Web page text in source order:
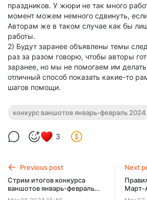
праздников. У жюри не так много
момент можем немного сдвинуть,
Авторам же в таком случае как бы
работы.
2) Будут заранее объявлены темы
раз за разом говорю, чтобы авторы
заранее, но мы не помогаем им
отличный способ показать какие-то
шагов помощи.
конкурс ваншотов январь-февраль 2024
3
Previous post
Стрим итогов конкурса
ваншотов январь-февраль
2024
Next
Март-